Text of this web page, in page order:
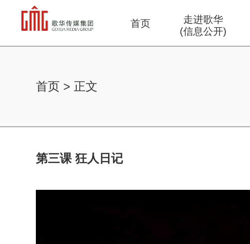
首页
走进歌华
(信息公开)
首页 > 正文
第三课 狂人日记